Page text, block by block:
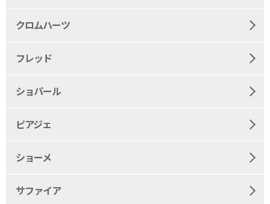
クロムハーツ
フレッド
ショパール
ピアジェ
ショーメ
サファイア